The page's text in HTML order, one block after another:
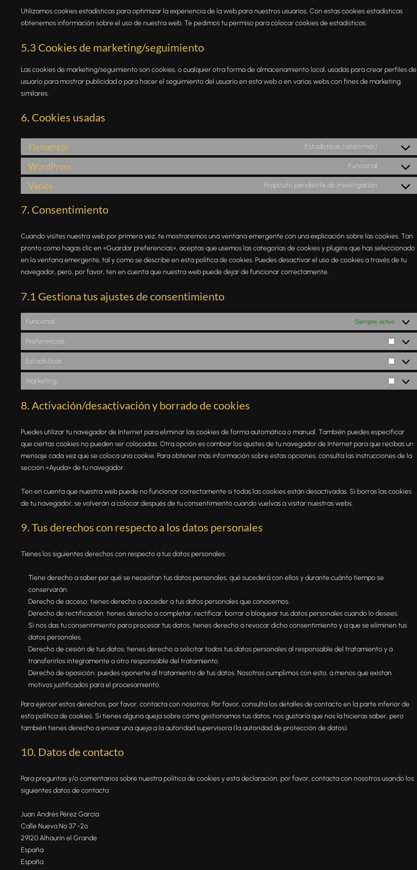
Utilizamos cookies estadísticas para optimizar la experiencia de la web para nuestros usuarios. Con estas cookies estadísticas
obtenemos información sobre el uso de nuestra web. Te pedimos tu permiso para colocar cookies de estadísticas.
5.3 Cookies de marketing/seguimiento
Las cookies de marketing/seguimiento son cookies, o cualquier otra forma de almacenamiento local, usadas para crear perfiles de
usuario para mostrar publicidad o para hacer el seguimiento del usuario en esta web o en varias webs con fines de marketing
similares.
6. Cookies usadas
Elementor Estadísticas (anónimas)
WordPress Funcional
Varios Propósito pendiente de investigación
7. Consentimiento
Cuando visites nuestra web por primera vez, te mostraremos una ventana emergente con una explicación sobre las cookies. Tan
pronto como hagas clic en «Guardar preferencias», aceptas que usemos las categorías de cookies y plugins que has seleccionado
en la ventana emergente, tal y como se describe en esta política de cookies. Puedes desactivar el uso de cookies a través de tu
navegador, pero, por favor, ten en cuenta que nuestra web puede dejar de funcionar correctamente.
7.1 Gestiona tus ajustes de consentimiento
Funcional Siempre activo
Preferencias
Estadísticas
Marketing
8. Activación/desactivación y borrado de cookies
Puedes utilizar tu navegador de Internet para eliminar las cookies de forma automática o manual. También puedes especificar
que ciertas cookies no pueden ser colocadas. Otra opción es cambiar los ajustes de tu navegador de Internet para que recibas un
mensaje cada vez que se coloca una cookie. Para obtener más información sobre estas opciones, consulta las instrucciones de la
sección «Ayuda» de tu navegador.
Ten en cuenta que nuestra web puede no funcionar correctamente si todas las cookies están desactivadas. Si borras las cookies
de tu navegador, se volverán a colocar después de tu consentimiento cuando vuelvas a visitar nuestras webs.
9. Tus derechos con respecto a los datos personales
Tienes los siguientes derechos con respecto a tus datos personales:
Tiene derecho a saber por qué se necesitan tus datos personales, qué sucederá con ellos y durante cuánto tiempo se
conservarán.
Derecho de acceso: tienes derecho a acceder a tus datos personales que conocemos.
Derecho de rectificación: tienes derecho a completar, rectificar, borrar o bloquear tus datos personales cuando lo desees.
Si nos das tu consentimiento para procesar tus datos, tienes derecho a revocar dicho consentimiento y a que se eliminen tus
datos personales.
Derecho de cesión de tus datos: tienes derecho a solicitar todos tus datos personales al responsable del tratamiento y a
transferirlos íntegramente a otro responsable del tratamiento.
Derecho de oposición: puedes oponerte al tratamiento de tus datos. Nosotros cumplimos con esto, a menos que existan
motivos justificados para el procesamiento.
Para ejercer estos derechos, por favor, contacta con nosotros. Por favor, consulta los detalles de contacto en la parte inferior de
esta política de cookies. Si tienes alguna queja sobre cómo gestionamos tus datos, nos gustaría que nos la hicieras saber, pero
también tienes derecho a enviar una queja a la autoridad supervisora (la autoridad de protección de datos).
10. Datos de contacto
Para preguntas y/o comentarios sobre nuestra política de cookies y esta declaración, por favor, contacta con nosotros usando los
siguientes datos de contacto:
Juan Andrés Pérez García
Calle Nueva No 37 -2o
29120 Alhaurín el Grande
España
España